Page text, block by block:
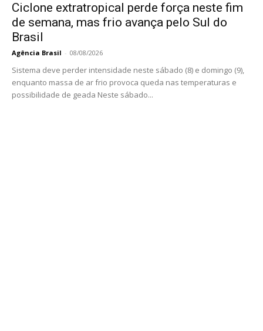
Ciclone extratropical perde força neste fim
de semana, mas frio avança pelo Sul do
Brasil
Agência Brasil - 08/08/2026
Sistema deve perder intensidade neste sábado (8) e domingo (9),
enquanto massa de ar frio provoca queda nas temperaturas e
possibilidade de geada Neste sábado...